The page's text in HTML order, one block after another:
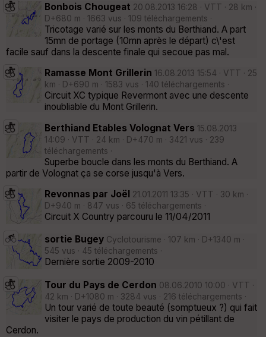
Bonbois Chougeat 20.08.2013 16:28 · VTT · 28 km ·
D+680 m · 1663 vus · 109 téléchargements ·
Tricotage varié sur les monts du Berthiand. A part
15mn de portage (10mn après le départ) c\'est
facile sauf dans la descente finale qui secoue pas mal.
Ramasse Mont Grillerin 16.08.2013 15:54 · VTT · 25
km · D+690 m · 1583 vus · 140 téléchargements ·
Circuit XC typique Revermont avec une descente
inoubliable du Mont Grillerin.
Berthiand Etables Volognat Vers 15.08.2013
14:09 · VTT · 24 km · D+470 m · 3421 vus · 239
téléchargements ·
Superbe boucle dans les monts du Berthiand. A
partir de Volognat ça se corse jusqu'à Vers.
Revonnas par Joël 21.01.2011 13:35 · VTT · 30 km ·
D+940 m · 847 vus · 65 téléchargements ·
Circuit X Country parcouru le 11/04/2011
sortie Bugey Cyclotourisme · 107 km · D+1340 m ·
545 vus · 45 téléchargements ·
Dernière sortie 2009-2010
Tour du Pays de Cerdon 08.06.2010 10:00 · VTT ·
42 km · D+1080 m · 3284 vus · 216 téléchargements ·
Un tour varié de toute beauté (somptueux ?) qui fait
visiter le pays de production du vin pétillant de
Cerdon.